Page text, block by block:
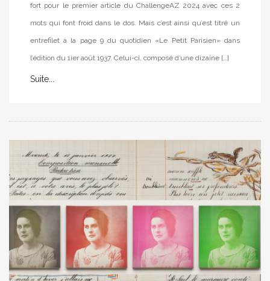
fort pour le premier article du ChallengeAZ 2024 avec ces 2
mots qui font froid dans le dos. Mais c’est ainsi qu’est titré un
entrefilet à la page 9 du quotidien «Le Petit Parisien» dans
l’édition du 1ier août 1937. Celui-ci, composé d’une dizaine […]
Suite...